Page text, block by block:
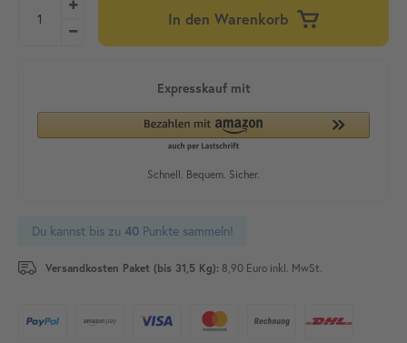
In den Warenkorb
Du kannst bis zu 40 Punkte sammeln!
Versandkosten Paket (bis 31,5 Kg): 8,90 Euro inkl. MwSt.